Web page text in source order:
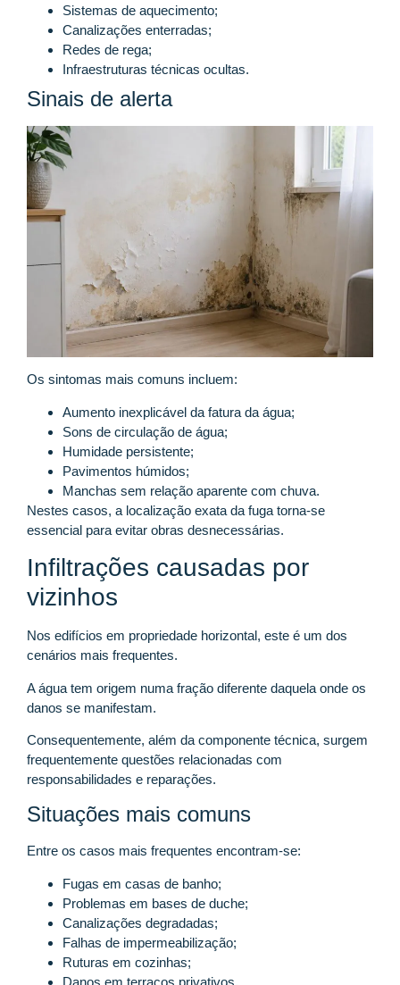
Sistemas de aquecimento;
Canalizações enterradas;
Redes de rega;
Infraestruturas técnicas ocultas.
Sinais de alerta
Os sintomas mais comuns incluem:
Aumento inexplicável da fatura da água;
Sons de circulação de água;
Humidade persistente;
Pavimentos húmidos;
Manchas sem relação aparente com chuva.
Nestes casos, a localização exata da fuga torna-se
essencial para evitar obras desnecessárias.
Infiltrações causadas por
vizinhos
Nos edifícios em propriedade horizontal, este é um dos
cenários mais frequentes.
A água tem origem numa fração diferente daquela onde os
danos se manifestam.
Consequentemente, além da componente técnica, surgem
frequentemente questões relacionadas com
responsabilidades e reparações.
Situações mais comuns
Entre os casos mais frequentes encontram-se:
Fugas em casas de banho;
Problemas em bases de duche;
Canalizações degradadas;
Falhas de impermeabilização;
Ruturas em cozinhas;
Danos em terraços privativos.